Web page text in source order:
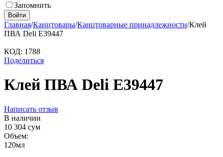
Запомнить
Войти
Главная/Канцтовары/Канцтоварные принадлежности/Клей
ПВА Deli E39447
КОД: 1788
Поделиться
Клей ПВА Deli E39447
Написать отзыв
В наличии
10 304 сум
Объем:
120мл